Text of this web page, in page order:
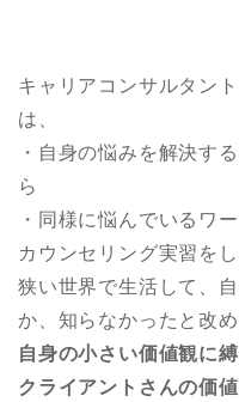
キャリアコンサルタン
は、
・自身の悩みを解決す
ら
・同様に悩んでいるワ
カウンセリング実習をし
狭い世界で生活して、
か、知らなかったと改め
自身の小さい価値観に縛
クライアントさんの価